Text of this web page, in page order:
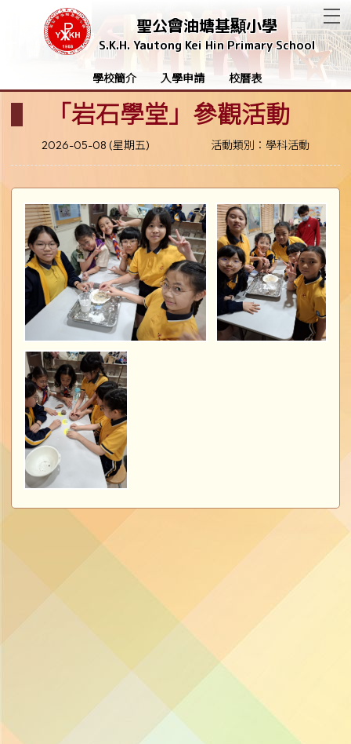
聖公會油塘基顯小學
S.K.H. Yautong Kei Hin Primary School
學校簡介 入學申請 校曆表
「岩石學堂」參觀活動
2026-05-08 (星期五) 活動類別：學科活動